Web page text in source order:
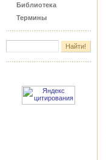
Библиотека
Термины